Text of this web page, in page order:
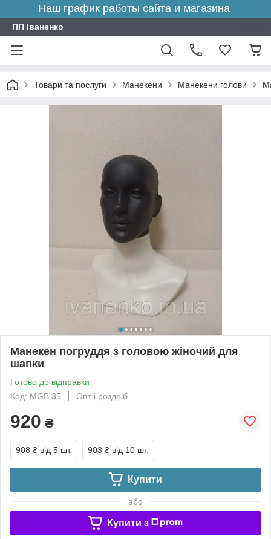
Наш график работы сайта и магазина
ПП Іваненко
Товари та послуги Манекени Манекени голови
Манекен погруддя з головою жіночий для
шапки
Готово до відправки
Код: МGВ 35
Опт і роздріб
920 ₴
908 ₴ від 5 шт. 903 ₴ від 10 шт.
Купити
або
Купити з